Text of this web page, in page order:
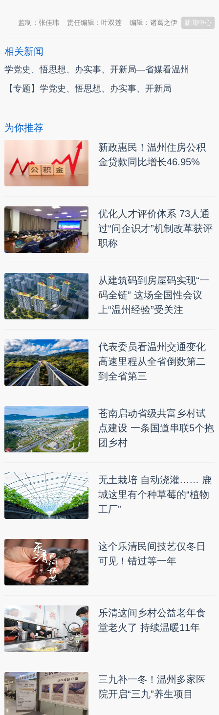
新闻中心
编辑：诸葛之伊
责任编辑：叶双莲
监制：张佳玮
相关新闻
学党史、悟思想、办实事、开新局—省媒看温州
【专题】学党史、悟思想、办实事、开新局
为你推荐
新政惠民！温州住房公积
金贷款同比增长46.95%
优化人才评价体系 73人通
过“问企识才”机制改革获评
职称
从建筑码到房屋码实现“一
码全链” 这场全国性会议
上“温州经验”受关注
代表委员看温州交通变化
高速里程从全省倒数第二
到全省第三
苍南启动省级共富乡村试
点建设 一条国道串联5个抱
团乡村
无土栽培 自动浇灌…… 鹿
城这里有个种草莓的“植物
工厂”
这个乐清民间技艺仅冬日
可见！错过等一年
乐清这间乡村公益老年食
堂老火了 持续温暖11年
三九补一冬！温州多家医
院开启“三九”养生项目